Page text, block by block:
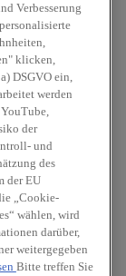
Verbesserung
klicken,
DSGVO ein,
werden
der
und
des
der EU
„Cookie-
wählen, wird
darüber,
weitergegeben
Bitte treffen Sie